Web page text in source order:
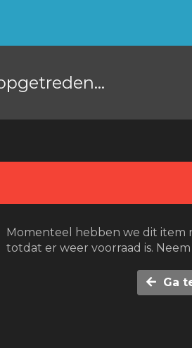
Momenteel hebben we dit item
totdat er weer voorraad is.
Ga